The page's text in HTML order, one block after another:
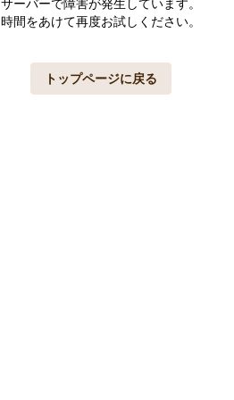
時間をあけて再度お試しください。
トップページに戻る